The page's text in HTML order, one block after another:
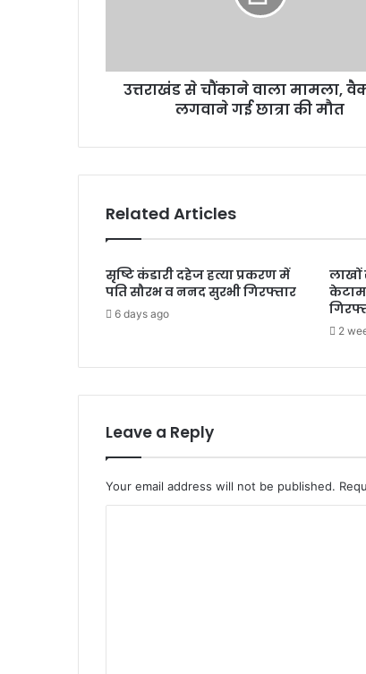
छात्रा
उत्तराखंड से चौंकाने वाला मामला,
लगवाने गई छात्रा की मौत
Related Articles
सृष्टि कंडारी दहेज हत्या प्रकरण में
पति सौरभ व ननद सुरभी गिरफ्तार
6 days ago
लाखों
2
Leave a Reply
Your email address will not be published.